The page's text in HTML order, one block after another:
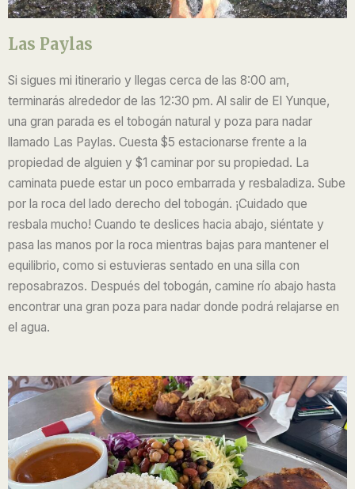
Las Paylas
Si sigues mi itinerario y llegas cerca de las 8:00 am,
terminarás alrededor de las 12:30 pm. Al salir de El Yunque,
una gran parada es el tobogán natural y poza para nadar
llamado Las Paylas. Cuesta $5 estacionarse frente a la
propiedad de alguien y $1 caminar por su propiedad. La
caminata puede estar un poco embarrada y resbaladiza. Sube
por la roca del lado derecho del tobogán. ¡Cuidado que
resbala mucho! Cuando te deslices hacia abajo, siéntate y
pasa las manos por la roca mientras bajas para mantener el
equilibrio, como si estuvieras sentado en una silla con
reposabrazos. Después del tobogán, camine río abajo hasta
encontrar una gran poza para nadar donde podrá relajarse en
el agua.